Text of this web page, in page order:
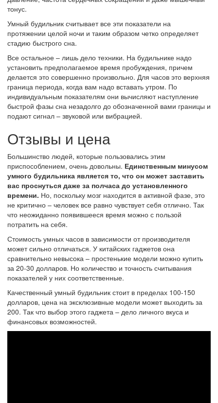
тонус.
Умный будильник считывает все эти показатели на
протяжении целой ночи и таким образом четко определяет
стадию быстрого сна.
Все остальное – лишь дело техники. На будильнике надо
установить предполагаемое время пробуждения, причем
делается это совершенно произвольно. Для часов это верхняя
граница периода, когда вам надо вставать утром. По
индивидуальным показателям они вычисляют наступление
быстрой фазы сна незадолго до обозначенной вами границы и
подают сигнал – звуковой или вибрацией.
Отзывы и цена
Большинство людей, которые пользовались этим
приспособлением, очень довольны. Единственным минусом
умного будильника является то, что он может заставить
вас проснуться даже за полчаса до установленного
времени. Но, поскольку мозг находится в активной фазе, это
не критично – человек все равно чувствует себя отлично. Так
что неожиданно появившееся время можно с пользой
потратить на себя.
Стоимость умных часов в зависимости от производителя
может сильно отличаться. У китайских гаджетов она
сравнительно невысока – простенькие модели можно купить
за 20-30 долларов. Но количество и точность считывания
показателей у них соответственные.
Качественный умный будильник стоит в пределах 100-150
долларов, цена на эксклюзивные модели может выходить за
200. Так что выбор этого гаджета – дело личного вкуса и
финансовых возможностей.